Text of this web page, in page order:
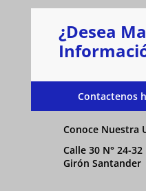
¿Desea
Contactenos
Conoce Nuestra
Calle 30 N° 24-32
Girón